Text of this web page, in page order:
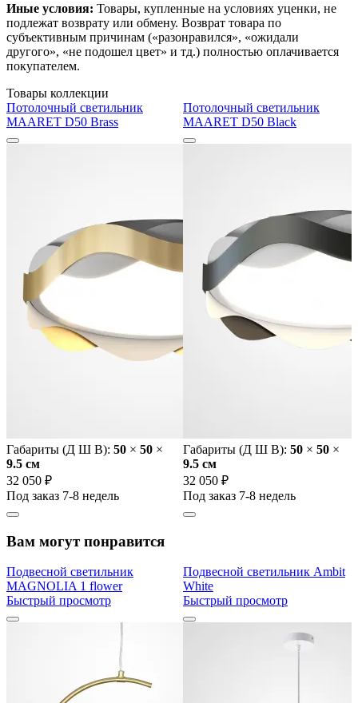
Иные условия: Товары, купленные на условиях уценки, не
подлежат возврату или обмену. Возврат товара по
субъективным причинам («разонравился», «ожидали
другого», «не подошел цвет» и тд.) полностью оплачивается
покупателем.
Товары коллекции
Потолочный светильник
MAARET D50 Brass
Габариты (Д Ш В): 50 × 50 ×
9.5 cм
32 050 ₽
Под заказ 7-8 недель
Потолочный светильник
MAARET D50 Black
Габариты (Д Ш В): 50 × 50 ×
9.5 cм
32 050 ₽
Под заказ 7-8 недель
Вам могут понравится
Подвесной светильник
MAGNOLIA 1 flower
Быстрый просмотр
Подвесной светильник Ambit
White
Быстрый просмотр